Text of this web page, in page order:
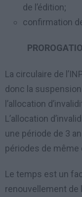
de l’édition;
confirmation
La circulaire de
donc la
l’allocation
L’allocation
une période de 3
périodes de même
Le temps est un
renouvellement de